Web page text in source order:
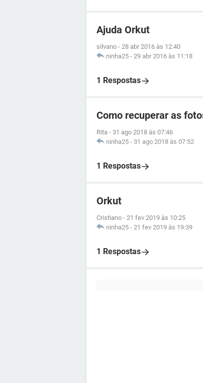
Ajuda Orkut
silvano - 28 abr 2016 às 12:40
ninha25 - 29 abr 2016 às 11:18
1 Respostas
Como recuperar as
Rita - 31 ago 2018 às 07:46
ninha25 - 31 ago 2018 às 07:52
1 Respostas
Orkut
Cristiano - 21 fev 2019 às 10:25
ninha25 - 21 fev 2019 às 19:39
1 Respostas